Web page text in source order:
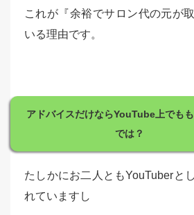
これが『余裕でサロン代の元が
いる理由です。
アドバイスだけならYouTube上でも
では？
たしかにお二人ともYouTuberと
れていますし